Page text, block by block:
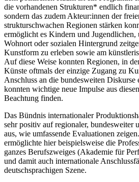
die vorhandenen Strukturen* endlich
sondern das zudem Akteur:innen der
strukturschwachen Regionen stärken
ermöglicht es Kindern und
Wohnort oder sozialen Hintergrund
Kunstform zu erleben sowie am
Auf diese Weise konnten Regionen, in
Künste oftmals der einzige Zugang zu
Anschluss an die bundesweiten
konnten wichtige neue Impulse aus
Beachtung finden.
Das Bündnis internationaler
sehr positiv auf regionaler, bundesweiter
aus, wie umfassende Evaluationen
ermöglichte hier beispielsweise die
ganzes Berufszweiges (Akademie für
und damit auch internationale
deutschsprachigen Szene.